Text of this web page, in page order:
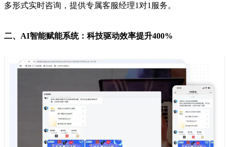
多形式实时咨询，提供专属客服经理1对1服务。
二、AI智能赋能系统：科技驱动效率提升400%